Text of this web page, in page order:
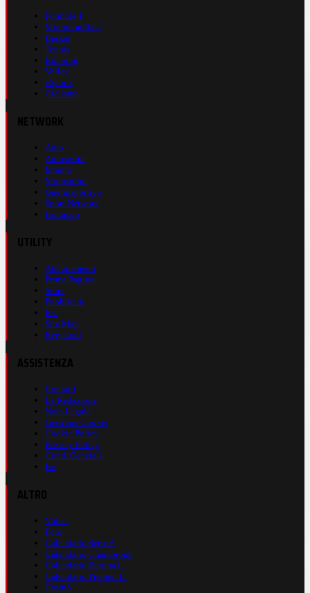
Formula 1
Motomondiale
Basket
Tennis
Running
Volley
eSports
Ciclismo
Auto
Autosprint
Inmoto
Motosprint
Guerinsportivo
Sport Network
Fantacup
Abbonamenti
Prima Pagina
Store
Pubblicità
Rss
Site Map
Registrati
Contatti
La Redazione
Nota Legale
Gestione Cookie
Cookie Policy
Privacy Policy
Cond. Generali
Faq
Video
Foto
Calendario Serie A
Calendario Champions
Calendario Europa L.
Calendario Premier L.
Casinò